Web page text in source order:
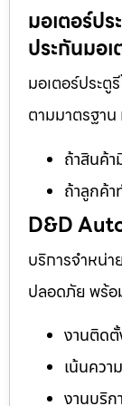
มอเตอร์ป
ประกันมอเ
มอเตอร์ประ
ตามมาตรฐา
ถ้าสินค้
ถ้าลูกค้
D&D
บริการจำหน่
ปลอดภัย พร้อ
งานติด
เน้นคว
งานบริก